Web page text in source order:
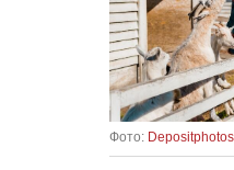
Фото: Depositphotos